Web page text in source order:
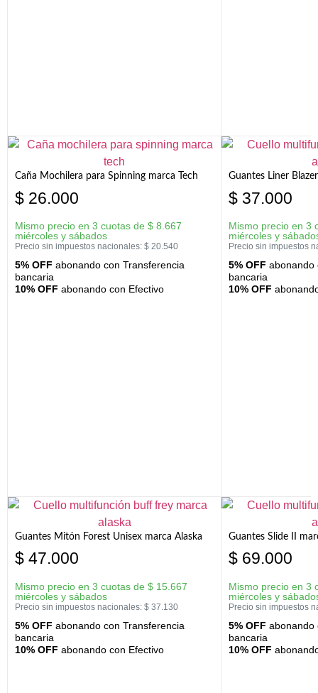
Caña Mochilera para Spinning marca Tech
$ 26.000
Mismo precio en 3 cuotas de $ 8.667
miércoles y sábados
Precio sin impuestos nacionales: $ 20.540
5% OFF abonando con Transferencia
bancaria
10% OFF abonando con Efectivo
Guantes Liner
$ 37.000
Mismo precio en 3
miércoles y
Precio sin impuestos
5% OFF abonando
bancaria
10% OFF
Guantes Mitón Forest Unisex marca Alaska
$ 47.000
Mismo precio en 3 cuotas de $ 15.667
miércoles y sábados
Precio sin impuestos nacionales: $ 37.130
5% OFF abonando con Transferencia
bancaria
10% OFF abonando con Efectivo
Guantes Slide II
$ 69.000
Mismo precio en 3
miércoles y
Precio sin impuestos
5% OFF abonando
bancaria
10% OFF